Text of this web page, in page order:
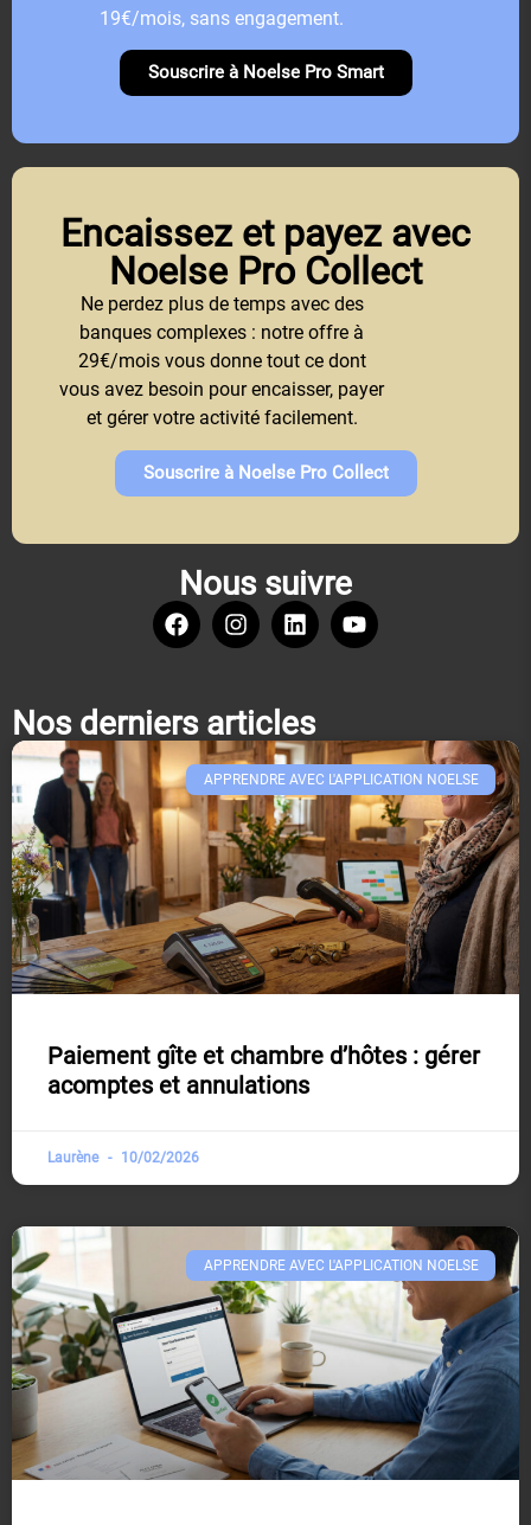
19€/mois, sans engagement.
Souscrire à Noelse Pro Smart
Encaissez et payez avec
Noelse Pro Collect
Ne perdez plus de temps avec des
banques complexes : notre offre à
29€/mois vous donne tout ce dont
vous avez besoin pour encaisser, payer
et gérer votre activité facilement.
Souscrire à Noelse Pro Collect
Nous suivre
Nos derniers articles
APPRENDRE AVEC L'APPLICATION NOELSE​
Paiement gîte et chambre d’hôtes : gérer
acomptes et annulations
Laurène 10/02/2026
APPRENDRE AVEC L'APPLICATION NOELSE​